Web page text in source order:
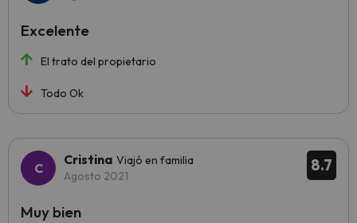
El trato del propietario
Todo Ok
Excelente
8.7
Cristina Viajó en familia
Agosto 2021
Muy bien